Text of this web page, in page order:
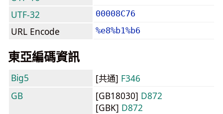
UTF-32 00008C76
URL Encode %e8%b1%b6
東亞編碼資訊
Big5 [共通] F346
GB
[GB18030] D872
[GBK] D872